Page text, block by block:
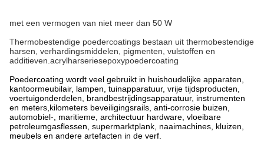
met een vermogen van niet meer dan 50 W
Thermobestendige poedercoatings bestaan uit thermobestendige
harsen, verhardingsmiddelen, pigmenten, vulstoffen en
additieven.acrylharseriesepoxypoedercoating
Poedercoating wordt veel gebruikt in huishoudelijke apparaten,
kantoormeubilair, lampen, tuinapparatuur, vrije tijdsproducten,
voertuigonderdelen, brandbestrijdingsapparatuur, instrumenten
en meters,kilometers beveiligingsrails, anti-corrosie buizen,
automobiel-, maritieme, architectuur hardware, vloeibare
petroleumgasflessen, supermarktplank, naaimachines, kluizen,
meubels en andere artefacten in de verf.